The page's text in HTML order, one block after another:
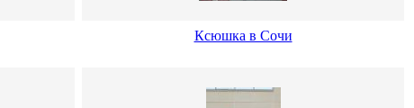
Ксюшка в Сочи